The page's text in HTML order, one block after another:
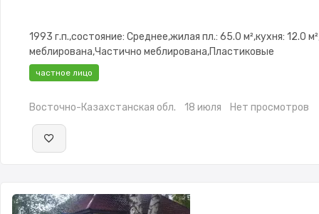
1993 г.п.,состояние: Среднее,жилая пл.: 65.0 м²,кухня: 12.0
меблирована,Частично меблирована,Пластиковые
окна,Баня,Гараж,Веранда,Хозпостройки
частное лицо
Восточно-Казахстанская обл. 18 июля Нет просмотров